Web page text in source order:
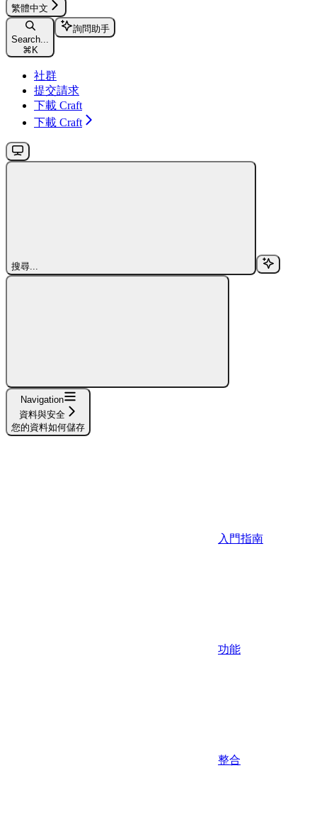
繁體中文
Search...
⌘K
詢問助手
社群
提交請求
下載 Craft
下載 Craft
搜尋...
Navigation
資料與安全
您的資料如何儲存
入門指南
功能
整合